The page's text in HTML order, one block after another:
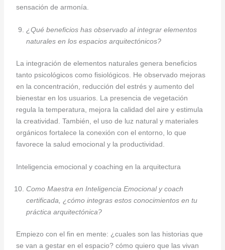
sensación de armonía.
¿Qué beneficios has observado al integrar elementos
naturales en los espacios arquitectónicos?
La integración de elementos naturales genera beneficios
tanto psicológicos como fisiológicos. He observado mejoras
en la concentración, reducción del estrés y aumento del
bienestar en los usuarios. La presencia de vegetación
regula la temperatura, mejora la calidad del aire y estimula
la creatividad. También, el uso de luz natural y materiales
orgánicos fortalece la conexión con el entorno, lo que
favorece la salud emocional y la productividad.
Inteligencia emocional y coaching en la arquitectura
Como Maestra en Inteligencia Emocional y coach
certificada, ¿cómo integras estos conocimientos en tu
práctica arquitectónica?
Empiezo con el fin en mente: ¿cuales son las historias que
se van a gestar en el espacio? cómo quiero que las vivan